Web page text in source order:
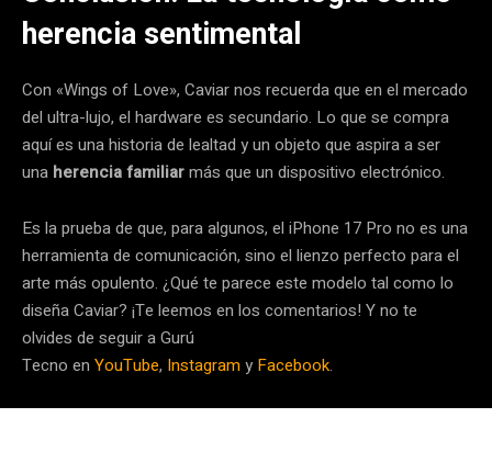
herencia sentimental
Con «Wings of Love», Caviar nos recuerda que en el mercado
del ultra-lujo, el hardware es secundario. Lo que se compra
aquí es una historia de lealtad y un objeto que aspira a ser
una herencia familiarmás que un dispositivo electrónico.
Es la prueba de que, para algunos, el iPhone 17 Pro no es una
herramienta de comunicación, sino el lienzo perfecto para el
arte más opulento. ¿Qué te parece este modelo tal como lo
diseña Caviar? ¡Te leemos en los comentarios! Y no te
olvides de seguir a Gurú
Tecno en YouTube, Instagramy Facebook.